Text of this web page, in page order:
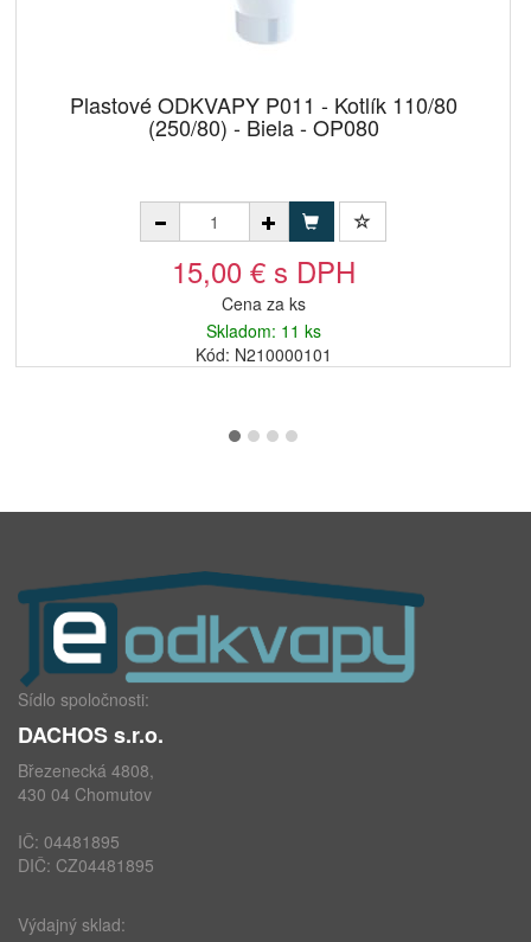
Plastové ODKVAPY P011 - Kotlík 110/80
(250/80) - Biela - OP080
15,00 € s DPH
Cena za ks
Skladom: 11 ks
Kód: N210000101
Sídlo spoločnosti:
DACHOS s.r.o.
Březenecká 4808,
430 04 Chomutov
IČ: 04481895
DIČ: CZ04481895
Výdajný sklad: